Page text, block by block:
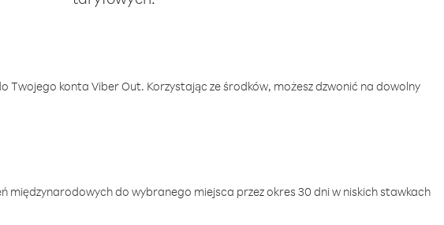
Twojego konta Viber Out. Korzystając ze środków, możesz dzwonić na dowolny
międzynarodowych do wybranego miejsca przez okres 30 dni w niskich stawkach